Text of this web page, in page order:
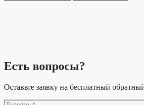
Есть вопросы?
Оставьте заявку на бесплатный